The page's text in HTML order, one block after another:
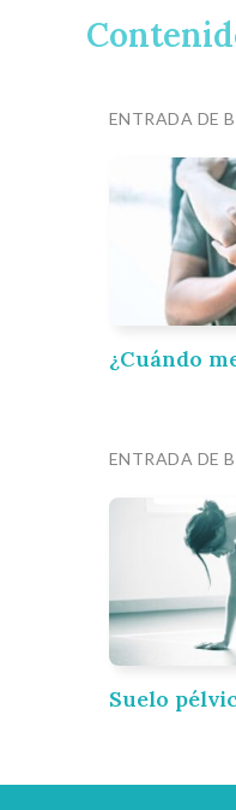
ENTRADA DE
¿Cuándo
ENTRADA DE
Suelo